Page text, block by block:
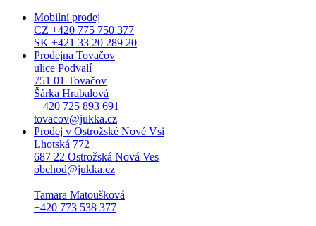
Mobilní prodej
CZ +420 775 750 377
SK +421 33 20 289 20
Prodejna Tovačov
ulice Podvalí
751 01 Tovačov
Šárka Hrabalová
+ 420 725 893 691
tovacov@jukka.cz
Prodej v Ostrožské Nové Vsi
Lhotská 772
687 22 Ostrožská Nová Ves
obchod@jukka.cz
Tamara Matoušková
+420 773 538 377